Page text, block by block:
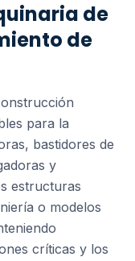
de
de
para la
bastidores de
y
estructuras
o modelos
críticas y los